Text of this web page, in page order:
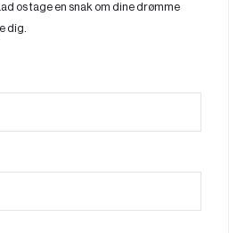
os tage en snak om dine drømme
dig.